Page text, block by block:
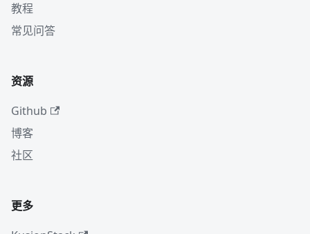
教程
常见问答
资源
Github
博客
社区
更多